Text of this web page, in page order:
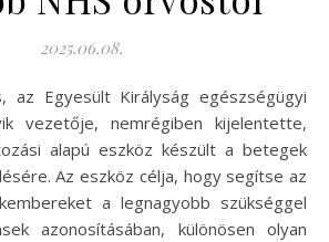
2025.06.08.
vezetője, nemrégiben kijelentette,
alapú eszköz készült a betegek
Az eszköz célja, hogy segítse az
a legnagyobb szükséggel
azonosításában, különösen olyan